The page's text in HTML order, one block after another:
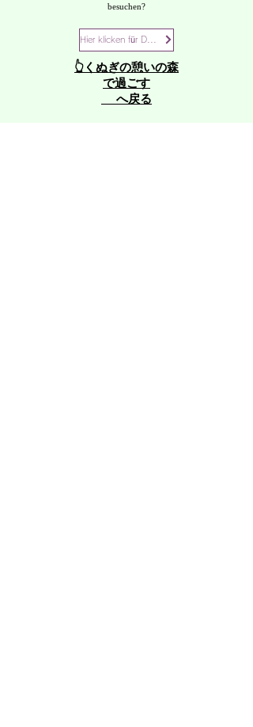
besuchen?
👆くぬぎの憩いの森
で過ごす
へ戻る